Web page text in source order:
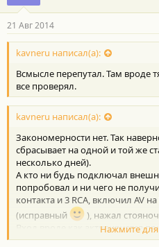
21 Авг 2014
kavneru написал(а):
Всмысле перепутал. Там вроде
все проверял.
kavneru написал(а):
Закономерности нет. Так
сбрасывает на одной и той же
несколько дней).
А кто ни будь подключал
попробовал и ни чего не
контакта и 3 RCA, включил AV
(исправный
), нажал
Вход вроде как активируется
тормоза, но видео и звука при
Нажмите для